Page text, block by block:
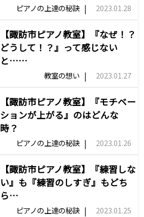
ピアノの上達の秘訣 | 2023.01.28
【諏訪市ピアノ教室】『なぜ！？
どうして！？』って感じない
と……
教室の想い | 2023.01.27
【諏訪市ピアノ教室】『モチベー
ションが上がる』のはどんな
時？
ピアノの上達の秘訣 | 2023.01.26
【諏訪市ピアノ教室】『練習しな
い』も『練習のしすぎ』もどち
ら…
ピアノの上達の秘訣 | 2023.01.25